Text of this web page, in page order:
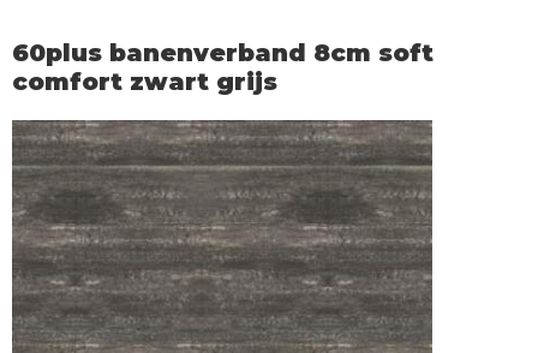
60plus banenverband 8cm soft
comfort zwart grijs